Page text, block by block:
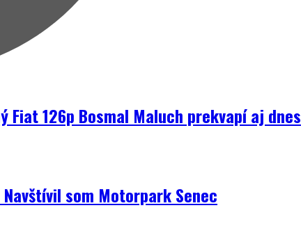
126p Bosmal Maluch prekvapí aj dnes
som Motorpark Senec